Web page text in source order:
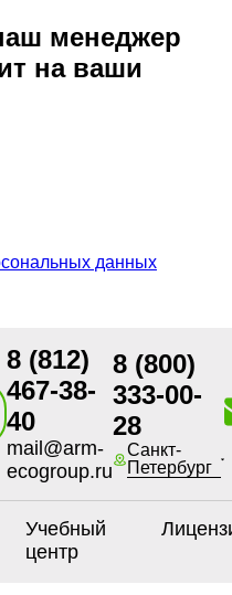
менеджер
на ваши
данных
8 (812)
467-38-
40
mail@arm-
ecogroup.ru
8 (800)
333-00-
28
Санкт-
Петербург
Учебный
центр